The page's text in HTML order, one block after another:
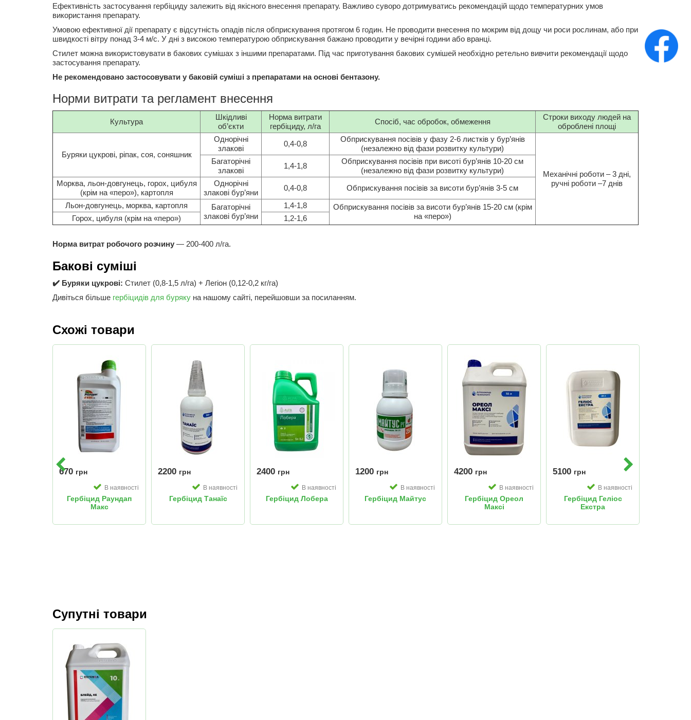
Ефективність застосування гербіциду залежить від якісного внесення препарату. Важливо суворо дотримуватись рекомендацій щодо температурних умов
використання препарату.
Умовою ефективної дії препарату є відсутність опадів після обприскування протягом 6 годин. Не проводити внесення по мокрим від дощу чи роси рослинам, або при
швидкості вітру понад 3-4 м/с. У дні з високою температурою обприскування бажано проводити у вечірні години або вранці.
Стилет можна використовувати в бакових сумішах з іншими препаратами. Під час приготування бакових сумішей необхідно ретельно вивчити рекомендації щодо
застосування препарату.
Не рекомендовано застосовувати у баковій суміші з препаратами на основі бентазону.
Норми витрати та регламент внесення
Культура
Шкідливі
об’єкти
Норма витрати
гербіциду, л/га
Спосіб, час обробок, обмеження
Строки виходу людей на
оброблені площі
Буряки цукрові, ріпак, соя, соняшник
Однорічні
злакові
0,4-0,8
Обприскування посівів у фазу 2-6 листків у бур’янів
(незалежно від фази розвитку культури)
Механічні роботи – 3 дні,
ручні роботи –7 днів
Багаторічні
злакові
1,4-1,8
Обприскування посівів при висоті бур’янів 10-20 см
(незалежно від фази розвитку культури)
Морква, льон-довгунець, горох, цибуля
(крім на «перо»), картопля
Однорічні
злакові бур’яни
0,4-0,8
Обприскування посівів за висоти бур’янів 3-5 см
Льон-довгунець, морква, картопля
Багаторічні
злакові бур’яни
1,4-1,8
Обприскування посівів за висоти бур’янів 15-20 см (крім
на «перо»)
Горох, цибуля (крім на «перо») 1,2-1,6
Норма витрат робочого розчину — 200-400 л/га.
Бакові суміші
✔️ Буряки цукрові: Стилет (0,8-1,5 л/га) + Легіон (0,12-0,2 кг/га)
Дивіться більше гербіцидів для буряку на нашому сайті, перейшовши за посиланням.
Схожі товари
670 грн
В наявності
Гербіцид Раундап
Макс
2200 грн
В наявності
Гербіцид Танаїс
2400 грн
В наявності
Гербіцид Лобера
1200 грн
В наявності
Гербіцид Майтус
4200 грн
В наявності
Гербіцид Ореол
Максі
5100 грн
В наявності
Гербіцид Геліос
Екстра
Супутні товари